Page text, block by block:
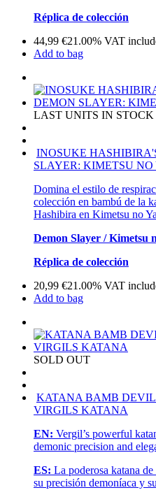
Réplica de colección
44,99 €21.00% VAT
Add to bag
LAST UNITS IN STOCK
INOSUKE
SLAYER: KIMETSU NO
Domina el estilo de
colección en bambú de la
Hashibira en Kimetsu no
Demon Slayer / Kimetsu
Réplica de colección
20,99 €21.00% VAT
Add to bag
SOLD OUT
KATANA BAMB
VIRGILS KATANA
EN: Vergil’s powerful
demonic precision and
ES: La poderosa katana
su precisión demoníaca y